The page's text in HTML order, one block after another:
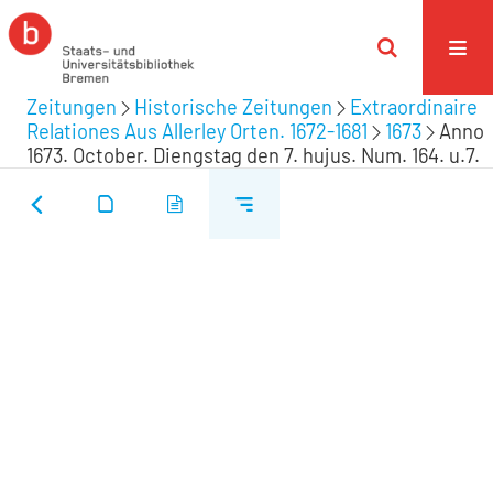
Zeitungen Historische Zeitungen
Extraordinaire
Relationes Aus Allerley Orten. 1672-1681
1673
Anno
1673. October. Diengstag den 7. hujus. Num. 164. u.7.